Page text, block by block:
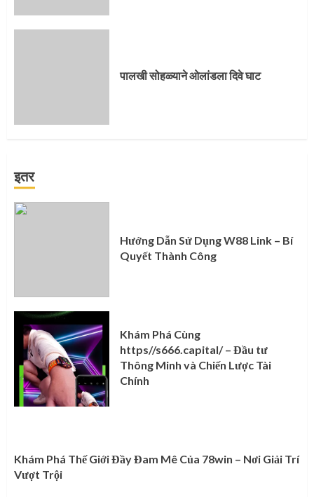
पालखी सोहळ्याने ओलांडला दिवे घाट
इतर
Hướng Dẫn Sử Dụng W88 Link – Bí
Quyết Thành Công
Khám Phá Cùng
https//s666.capital/ – Đầu tư
Thông Minh và Chiến Lược Tài
Chính
Khám Phá Thế Giới Đầy Đam Mê Của 78win – Nơi Giải Trí
Vượt Trội